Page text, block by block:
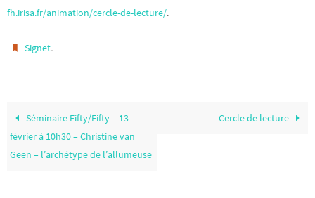
fh.irisa.fr/animation/cercle-de-lecture/.
Signet.
Séminaire Fifty/Fifty – 13
février à 10h30 – Christine van
Geen – l’archétype de l’allumeuse
Cercle de lecture